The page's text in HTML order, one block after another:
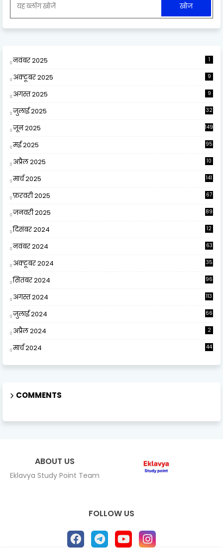
नवंबर 2025 1
अक्टूबर 2025 9
अगस्त 2025 9
जुलाई 2025 32
जून 2025 149
मई 2025 95
अप्रैल 2025
10
मार्च 2025 141
फ़रवरी 2025 67
जनवरी 2025 89
दिसंबर 2024
12
नवंबर 2024 63
अक्टूबर 2024 35
सितंबर 2024 96
अगस्त 2024 113
जुलाई 2024 66
अप्रैल 2024 2
मार्च 2024 44
COMMENTS
ABOUT US
Eklavya Study Point Team
FOLLOW US